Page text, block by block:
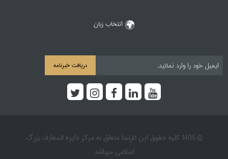
انتخاب زبان
دریافت خبرنامه
© 1405 کلیه حقوق این تارنما متعلق به مرکز دایره المعارف بزرگ
اسلامی میباشد